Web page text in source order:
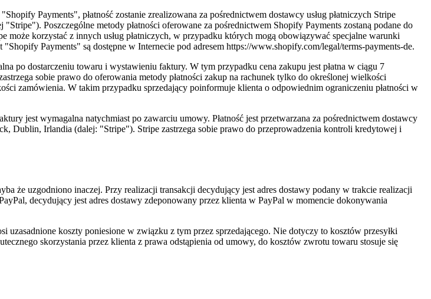
Payments", płatność zostanie zrealizowana za pośrednictwem dostawcy usług płatniczych Stripe
Poszczególne metody płatności oferowane za pośrednictwem Shopify Payments zostaną podane do
korzystać z innych usług płatniczych, w przypadku których mogą obowiązywać specjalne warunki
Payments" są dostępne w Internecie pod adresem https://www.shopify.com/legal/terms-payments-de.
po dostarczeniu towaru i wystawieniu faktury. W tym przypadku cena zakupu jest płatna w ciągu 7
sobie prawo do oferowania metody płatności zakup na rachunek tylko do określonej wielkości
zamówienia. W takim przypadku sprzedający poinformuje klienta o odpowiednim ograniczeniu płatności w
jest wymagalna natychmiast po zawarciu umowy. Płatność jest przetwarzana za pośrednictwem dostawcy
Dublin, Irlandia (dalej: "Stripe"). Stripe zastrzega sobie prawo do przeprowadzenia kontroli kredytowej i
że uzgodniono inaczej. Przy realizacji transakcji decydujący jest adres dostawy podany w trakcie realizacji
decydujący jest adres dostawy zdeponowany przez klienta w PayPal w momencie dokonywania
koszty poniesione w związku z tym przez sprzedającego. Nie dotyczy to kosztów przesyłki
skorzystania przez klienta z prawa odstąpienia od umowy, do kosztów zwrotu towaru stosuje się